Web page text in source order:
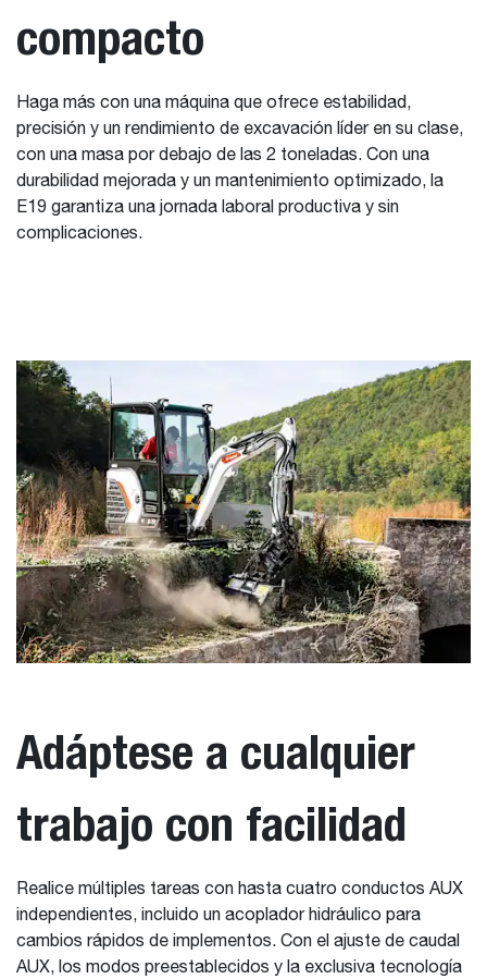
compacto
Haga más con una máquina que ofrece estabilidad,
precisión y un rendimiento de excavación líder en su clase,
con una masa por debajo de las 2 toneladas. Con una
durabilidad mejorada y un mantenimiento optimizado, la
E19 garantiza una jornada laboral productiva y sin
complicaciones.
Adáptese a cualquier
trabajo con facilidad
Realice múltiples tareas con hasta cuatro conductos AUX
independientes, incluido un acoplador hidráulico para
cambios rápidos de implementos. Con el ajuste de caudal
AUX, los modos preestablecidos y la exclusiva tecnología